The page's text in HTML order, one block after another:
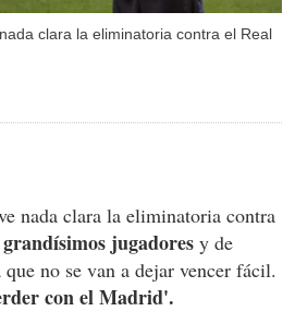
clara la eliminatoria contra el Real
nada clara la eliminatoria contra
grandísimos jugadores y de
no se van a dejar vencer fácil.
con el Madrid'.